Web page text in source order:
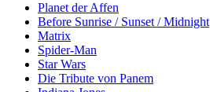
Planet der Affen
Before Sunrise / Sunset / Midnight
Matrix
Spider-Man
Star Wars
Die Tribute von Panem